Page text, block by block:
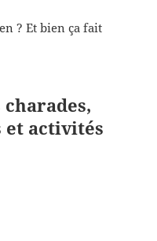
? Et bien ça fait
et activités